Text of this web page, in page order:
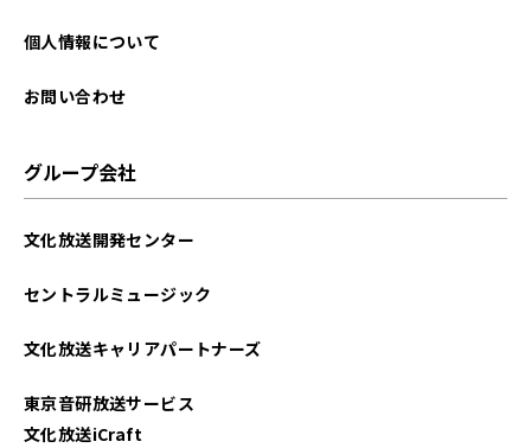
個人情報について
お問い合わせ
グループ会社
文化放送開発センター
セントラルミュージック
文化放送キャリアパートナーズ
東京音研放送サービス
文化放送iCraft